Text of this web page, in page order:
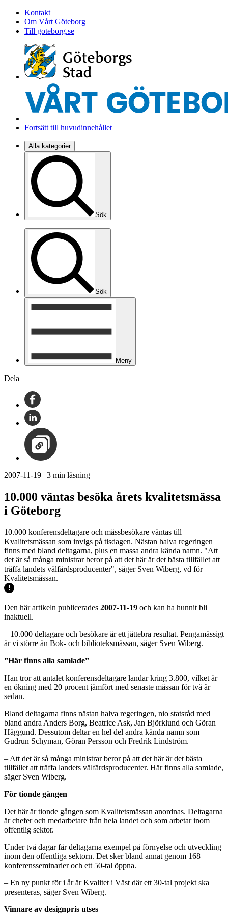
Kontakt
Om Vårt Göteborg
Till goteborg.se
Fortsätt till huvudinnehållet
Alla kategorier
Sök
Sök
Meny
Dela
2007-11-19 | 3 min läsning
10.000 väntas besöka årets kvalitetsmässa
i Göteborg
10.000 konferensdeltagare och mässbesökare väntas till
Kvalitetsmässan som invigs på tisdagen. Nästan halva regeringen
finns med bland deltagarna, plus en massa andra kända namn. "Att
det är så många ministrar beror på att det här är det bästa tillfället att
träffa landets välfärdsproducenter", säger Sven Wiberg, vd för
Kvalitetsmässan.
Den här artikeln publicerades 2007-11-19 och kan ha hunnit bli
inaktuell.
– 10.000 deltagare och besökare är ett jättebra resultat. Pengamässigt
är vi större än Bok- och biblioteksmässan, säger Sven Wiberg.
”Här finns alla samlade”
Han tror att antalet konferensdeltagare landar kring 3.800, vilket är
en ökning med 20 procent jämfört med senaste mässan för två år
sedan.
Bland deltagarna finns nästan halva regeringen, nio statsråd med
bland andra Anders Borg, Beatrice Ask, Jan Björklund och Göran
Häggund. Dessutom deltar en hel del andra kända namn som
Gudrun Schyman, Göran Persson och Fredrik Lindström.
– Att det är så många ministrar beror på att det här är det bästa
tillfället att träffa landets välfärdsproducenter. Här finns alla samlade,
säger Sven Wiberg.
För tionde gången
Det här är tionde gången som Kvalitetsmässan anordnas. Deltagarna
är chefer och medarbetare från hela landet och som arbetar inom
offentlig sektor.
Under två dagar får deltagarna exempel på förnyelse och utveckling
inom den offentliga sektorn. Det sker bland annat genom 168
konferensseminarier och ett 50-tal öppna.
– En ny punkt för i år är Kvalitet i Väst där ett 30-tal projekt ska
presenteras, säger Sven Wiberg.
Vinnare av designpris utses